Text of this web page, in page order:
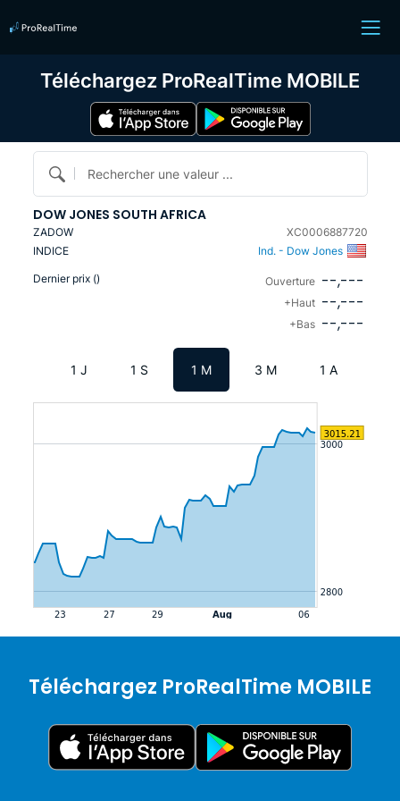
Rechercher une valeur ...
DOW JONES SOUTH AFRICA
ZADOW
XC0006887720
INDICE
Ind. - Dow Jones
Dernier prix () Ouverture --,---
+Haut --,---
+Bas --,---
1 J 1 S 1 M 3 M 1 A
Téléchargez ProRealTime MOBILE
Téléchargez ProRealTime MOBILE